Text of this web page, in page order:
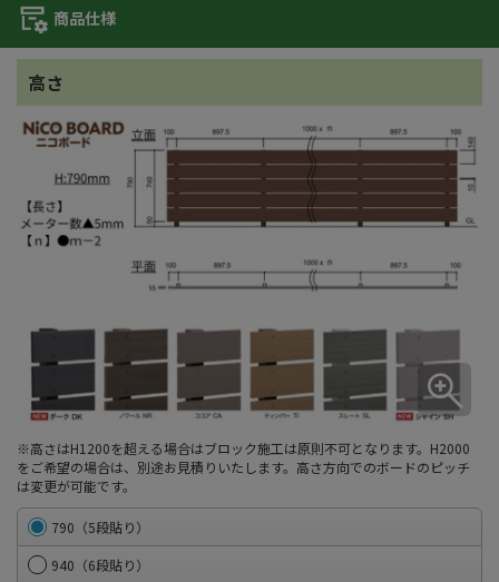
商品仕様
高さ
※高さはH1200を超える場合はブロック施工は原則不可となります。H2000
をご希望の場合は、別途お見積りいたします。高さ方向でのボードのピッチ
は変更が可能です。
790（5段貼り）
940（6段貼り）